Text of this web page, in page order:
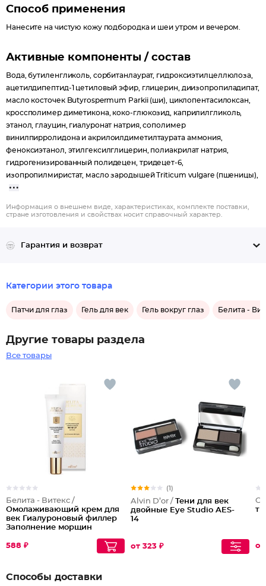
Способ применения
Нанесите на чистую кожу подбородка и шеи утром и вечером.
Активные компоненты / состав
Вода, бутиленгликоль, сорбитанлаурат, гидроксиэтилцеллюлоза,
ацетилдипептид-1 цетиловый эфир, глицерин, диизопропиладипат,
масло косточек Butyrospermum Parkii (ши), циклопентасилоксан,
кроссполимер диметикона, коко-глюкозид, каприлилгликоль,
этанол, глауцин, гиалуронат натрия, сополимер
винилпирролидона и акрилоилдиметилтаурата аммония,
феноксиэтанол, этилгексилглицерин, полиакрилат натрия,
гидрогенизированный полидецен, тридецет-6,
изопропилмиристат, масло зародышей Triticum vulgare (пшеницы),
Информация о внешнем виде, характеристиках, комплекте поставки,
стране изготовления и свойствах носит справочный характер.
Гарантия и возврат
Категории этого товара
Патчи для глаз Гель для век Гель вокруг глаз Белита -
Другие товары раздела
Все товары
Белита - Витекс /
Омолаживающий крем для
век Гиалуроновый филлер
Заполнение морщин
588 ₽
(1)
Alvin D’or / Тени для век
двойные Eye Studio AES-
14
от 323 ₽
Способы доставки